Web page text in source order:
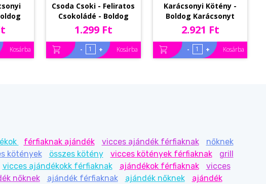
-
Kosárba
Csoda Csoki - Feliratos
Csokoládé - Boldog
Karácsonyt Rénszarvas
lány - Karácsonyi Csoki
- Rizses Csokoládé 75 g
1.299 Ft
- + Kosárba
Karácsonyi Kötény -
Boldog Karácsonyt
Feliratú Fiú
Rénszarvasos Kötény -
Karácsonyi Ajándék
2.921 Ft
- + Kosárba
férfiaknak ajándék vicces ajándék férfiaknak
nőknek
kötények összes kötény vicces kötények férfiaknak
grill
vicces ajándékokk férfiaknak ajándékok férfiaknak
vicces
nőknek ajándék férfiaknak ajándék nőknek
ajándék